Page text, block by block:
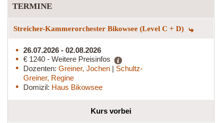
TERMINE
Streicher-Kammerorchester Bikowsee (Level C + D)
26.07.2026 - 02.08.2026
€ 1240 - Weitere Preisinfos
Dozenten: Greiner, Jochen | Schultz-
Greiner, Regine
Domizil: Haus Bikowsee
Kurs vorbei